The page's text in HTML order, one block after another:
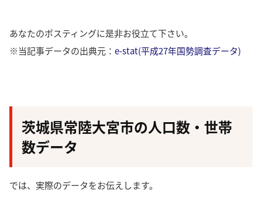
あなたのポスティングに是非お役立て下さい。
※当記事データの出典元： e-stat(平成27年国勢調査データ)
茨城県常陸大宮市の人口数・世帯
数データ
では、実際のデータをお伝えします。